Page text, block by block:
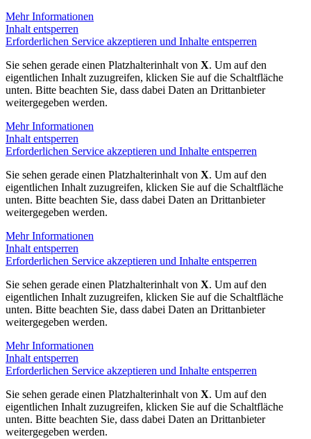
Mehr Informationen
Inhalt entsperren
Erforderlichen Service akzeptieren und Inhalte entsperren
Sie sehen gerade einen Platzhalterinhalt von X. Um auf den
eigentlichen Inhalt zuzugreifen, klicken Sie auf die Schaltfläche
unten. Bitte beachten Sie, dass dabei Daten an Drittanbieter
weitergegeben werden.
Mehr Informationen
Inhalt entsperren
Erforderlichen Service akzeptieren und Inhalte entsperren
Sie sehen gerade einen Platzhalterinhalt von X. Um auf den
eigentlichen Inhalt zuzugreifen, klicken Sie auf die Schaltfläche
unten. Bitte beachten Sie, dass dabei Daten an Drittanbieter
weitergegeben werden.
Mehr Informationen
Inhalt entsperren
Erforderlichen Service akzeptieren und Inhalte entsperren
Sie sehen gerade einen Platzhalterinhalt von X. Um auf den
eigentlichen Inhalt zuzugreifen, klicken Sie auf die Schaltfläche
unten. Bitte beachten Sie, dass dabei Daten an Drittanbieter
weitergegeben werden.
Mehr Informationen
Inhalt entsperren
Erforderlichen Service akzeptieren und Inhalte entsperren
Sie sehen gerade einen Platzhalterinhalt von X. Um auf den
eigentlichen Inhalt zuzugreifen, klicken Sie auf die Schaltfläche
unten. Bitte beachten Sie, dass dabei Daten an Drittanbieter
weitergegeben werden.